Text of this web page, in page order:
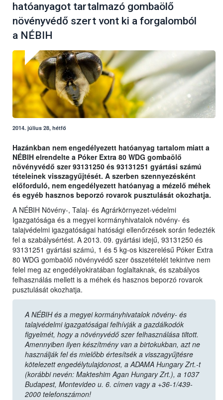
hatóanyagot tartalmazó gombaölő
növényvédő szert vont ki a forgalomból
a NÉBIH
2014. július 28, hétfő
Hazánkban nem engedélyezett hatóanyag tartalom miatt a
NÉBIH elrendelte a Póker Extra 80 WDG gombaölő
növényvédő szer 93131250 és 93131251 gyártási számú
tételeinek visszagyűjtését. A szerben szennyezésként
előforduló, nem engedélyezett hatóanyag a mézelő méhek
és egyéb hasznos beporzó rovarok pusztulását okozhatja.
A NÉBIH Növény-, Talaj- és Agrárkörnyezet-védelmi
Igazgatósága és a megyei kormányhivatalok növény- és
talajvédelmi igazgatóságai hatósági ellenőrzések során fedezték
fel a szabálysértést. A 2013. 09. gyártási idejű, 93131250 és
93131251 gyártási számú, 1 és 5 kg-os kiszerelésű Póker Extra
80 WDG gombaölő növényvédő szer összetételét tekintve nem
felel meg az engedélyokiratában foglaltaknak, és szabályos
felhasználás mellett is a méhek és hasznos beporzó rovarok
pusztulását okozhatja.
A NÉBIH és a megyei kormányhivatalok növény- és
talajvédelmi igazgatóságai felhívják a gazdálkodók
figyelmét, hogy a növényvédő szer felhasználása tiltott.
Amennyiben ilyen készítmény van a birtokukban, azt ne
használják fel és mielőbb értesítsék a visszagyűjtésre
kötelezett engedélytulajdonost, a ADAMA Hungary Zrt.-t
(korábbi nevén: Makteshim Agan Hungary Zrt.), a 1037
Budapest, Montevideo u. 6. címen vagy a +36-1/439-
2000 telefonszámon!